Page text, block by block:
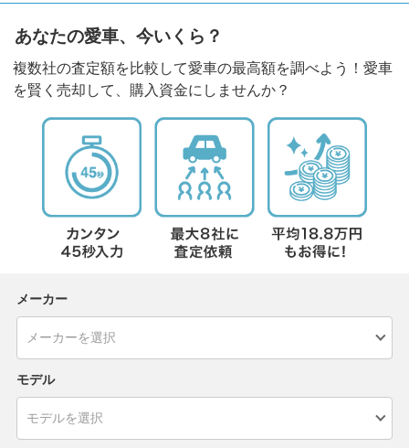
あなたの愛車、今いくら？
複数社の査定額を比較して愛車の最高額を調べよう！愛車
を賢く売却して、購入資金にしませんか？
メーカー
モデル